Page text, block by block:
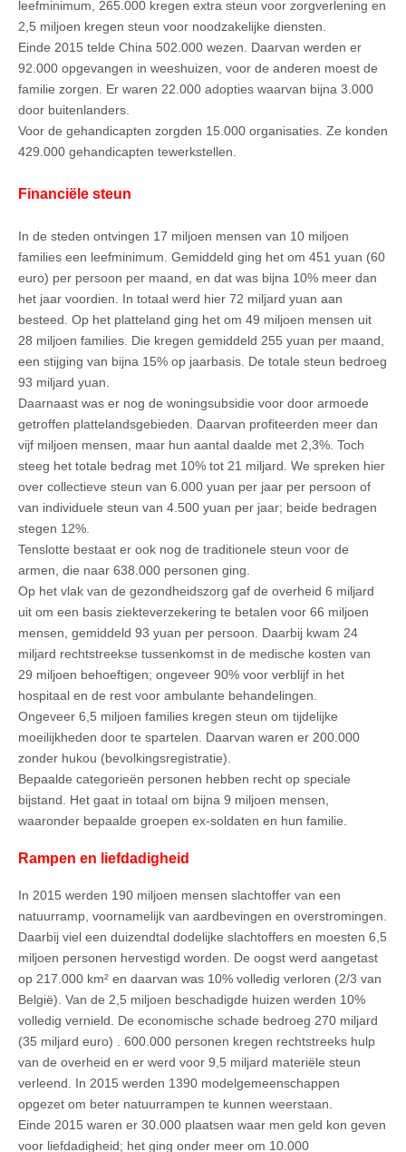
leefminimum, 265.000 kregen extra steun voor zorgverlening en
2,5 miljoen kregen steun voor noodzakelijke diensten.
Einde 2015 telde China 502.000 wezen. Daarvan werden er
92.000 opgevangen in weeshuizen, voor de anderen moest de
familie zorgen. Er waren 22.000 adopties waarvan bijna 3.000
door buitenlanders.
Voor de gehandicapten zorgden 15.000 organisaties. Ze konden
429.000 gehandicapten tewerkstellen.
Financiële steun
In de steden ontvingen 17 miljoen mensen van 10 miljoen
families een leefminimum. Gemiddeld ging het om 451 yuan (60
euro) per persoon per maand, en dat was bijna 10% meer dan
het jaar voordien. In totaal werd hier 72 miljard yuan aan
besteed. Op het platteland ging het om 49 miljoen mensen uit
28 miljoen families. Die kregen gemiddeld 255 yuan per maand,
een stijging van bijna 15% op jaarbasis. De totale steun bedroeg
93 miljard yuan.
Daarnaast was er nog de woningsubsidie voor door armoede
getroffen plattelandsgebieden. Daarvan profiteerden meer dan
vijf miljoen mensen, maar hun aantal daalde met 2,3%. Toch
steeg het totale bedrag met 10% tot 21 miljard. We spreken hier
over collectieve steun van 6.000 yuan per jaar per persoon of
van individuele steun van 4.500 yuan per jaar; beide bedragen
stegen 12%.
Tenslotte bestaat er ook nog de traditionele steun voor de
armen, die naar 638.000 personen ging.
Op het vlak van de gezondheidszorg gaf de overheid 6 miljard
uit om een basis ziekteverzekering te betalen voor 66 miljoen
mensen, gemiddeld 93 yuan per persoon. Daarbij kwam 24
miljard rechtstreekse tussenkomst in de medische kosten van
29 miljoen behoeftigen; ongeveer 90% voor verblijf in het
hospitaal en de rest voor ambulante behandelingen.
Ongeveer 6,5 miljoen families kregen steun om tijdelijke
moeilijkheden door te spartelen. Daarvan waren er 200.000
zonder hukou (bevolkingsregistratie).
Bepaalde categorieën personen hebben recht op speciale
bijstand. Het gaat in totaal om bijna 9 miljoen mensen,
waaronder bepaalde groepen ex-soldaten en hun familie.
Rampen en liefdadigheid
In 2015 werden 190 miljoen mensen slachtoffer van een
natuurramp, voornamelijk van aardbevingen en overstromingen.
Daarbij viel een duizendtal dodelijke slachtoffers en moesten 6,5
miljoen personen hervestigd worden. De oogst werd aangetast
op 217.000 km² en daarvan was 10% volledig verloren (2/3 van
België). Van de 2,5 miljoen beschadigde huizen werden 10%
volledig vernield. De economische schade bedroeg 270 miljard
(35 miljard euro) . 600.000 personen kregen rechtstreeks hulp
van de overheid en er werd voor 9,5 miljard materiële steun
verleend. In 2015 werden 1390 modelgemeenschappen
opgezet om beter natuurrampen te kunnen weerstaan.
Einde 2015 waren er 30.000 plaatsen waar men geld kon geven
voor liefdadigheid; het ging onder meer om 10.000